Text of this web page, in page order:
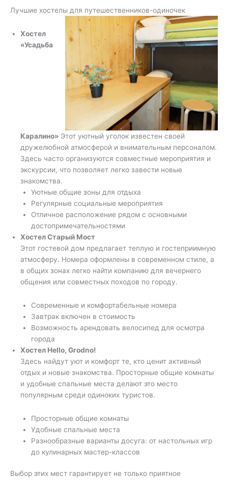
Лучшие хостелы для путешественников-одиночек
Хостел
«Усадьба
Каралино» Этот уютный уголок известен своей
дружелюбной атмосферой и внимательным персоналом.
Здесь часто организуются совместные мероприятия и
экскурсии, что позволяет легко завести новые
знакомства.
Уютные общие зоны для отдыха
Регулярные социальные мероприятия
Отличное расположение рядом с основными
достопримечательностями
Хостел Старый Мост
Этот гостевой дом предлагает теплую и гостеприимную
атмосферу. Номера оформлены в современном стиле, а
в общих зонах легко найти компанию для вечернего
общения или совместных походов по городу.
Современные и комфортабельные номера
Завтрак включен в стоимость
Возможность арендовать велосипед для осмотра
города
Хостел Hello, Grodno!
Здесь найдут уют и комфорт те, кто ценит активный
отдых и новые знакомства. Просторные общие комнаты
и удобные спальные места делают это место
популярным среди одиноких туристов.
Просторные общие комнаты
Удобные спальные места
Разнообразные варианты досуга: от настольных игр
до кулинарных мастер-классов
Выбор этих мест гарантирует не только приятное